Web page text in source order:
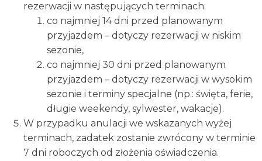
rezerwacji w następujących terminach:
co najmniej 14 dni przed planowanym
przyjazdem – dotyczy rezerwacji w niskim
sezonie,
co najmniej 30 dni przed planowanym
przyjazdem – dotyczy rezerwacji w wysokim
sezonie i terminy specjalne (np.: święta, ferie,
długie weekendy, sylwester, wakacje).
W przypadku anulacji we wskazanych wyżej
terminach, zadatek zostanie zwrócony w terminie
7 dni roboczych od złożenia oświadczenia.